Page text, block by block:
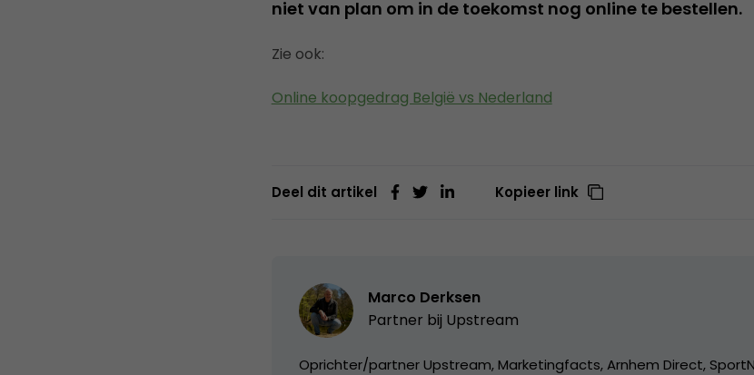
niet van plan om in de toekomst nog online te bestellen.
Zie ook:
Online koopgedrag België vs Nederland
Deel dit artikel Kopieer link
Marco Derksen
Partner bij Upstream
Oprichter/partner Upstream, Marketingfacts, Arnhem Direct,